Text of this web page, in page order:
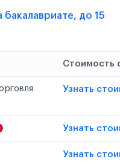
бакалавриате, до 15
Стоимость
Узнать
Узнать
Узнать